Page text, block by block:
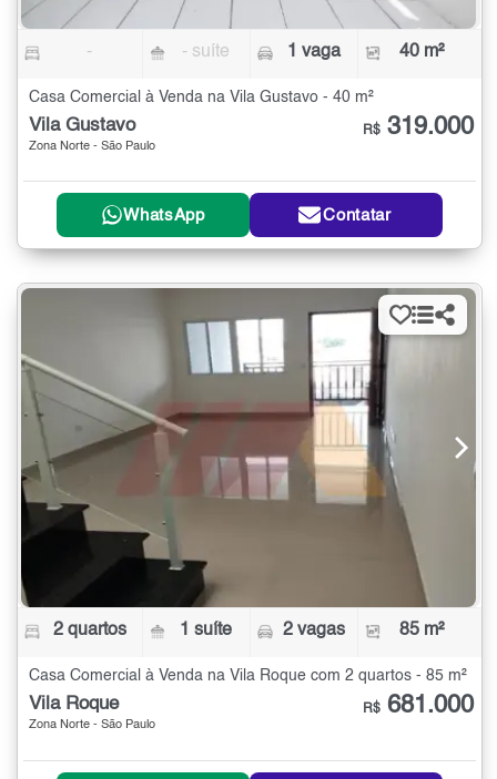
- - suíte 1 vaga 40 m²
Casa Comercial à Venda na Vila Gustavo - 40 m²
Vila Gustavo
Zona Norte - São Paulo
R$ 319.000
WhatsApp Contatar
2 quartos 1 suíte 2 vagas 85 m²
Casa Comercial à Venda na Vila Roque com 2 quartos - 85 m²
Vila Roque
Zona Norte - São Paulo
R$ 681.000